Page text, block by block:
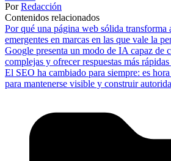
PorRedacción
Contenidos relacionados
Por qué una página web sólida transforma
emergentes en marcas en las que vale la
Google presenta un modo de IA capaz de
complejas y ofrecer respuestas más
El SEO ha cambiado para siempre: es
para mantenerse visible y construir